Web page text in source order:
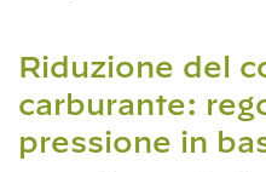
Riduzione del
carburante:
pressione in